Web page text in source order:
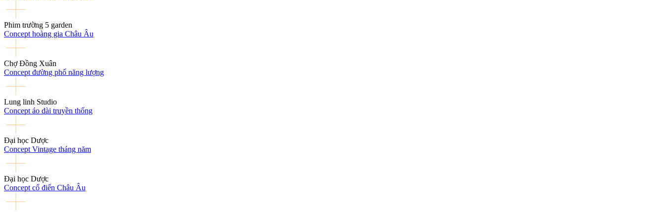
Phim trường 5 garden
Concept hoàng gia Châu Âu
Chợ Đồng Xuân
Concept đường phố năng lượng
Lung linh Studio
Concept áo dài truyền thống
Đại học Dược
Concept Vintage tháng năm
Đại học Dược
Concept cổ điển Châu Âu